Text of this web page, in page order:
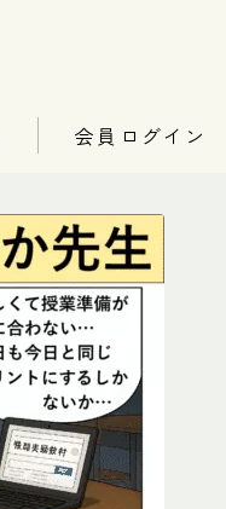
会員ログイン